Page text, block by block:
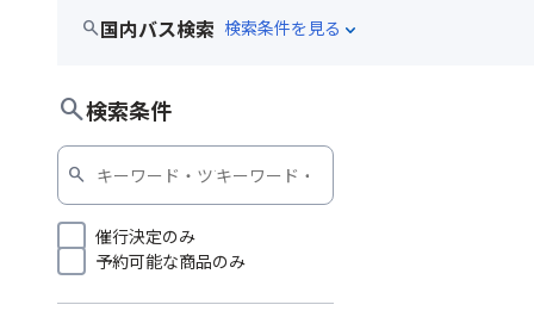
search国内バス検索 expand_more
search検索条件
search
催行決定のみ
予約可能な商品のみ